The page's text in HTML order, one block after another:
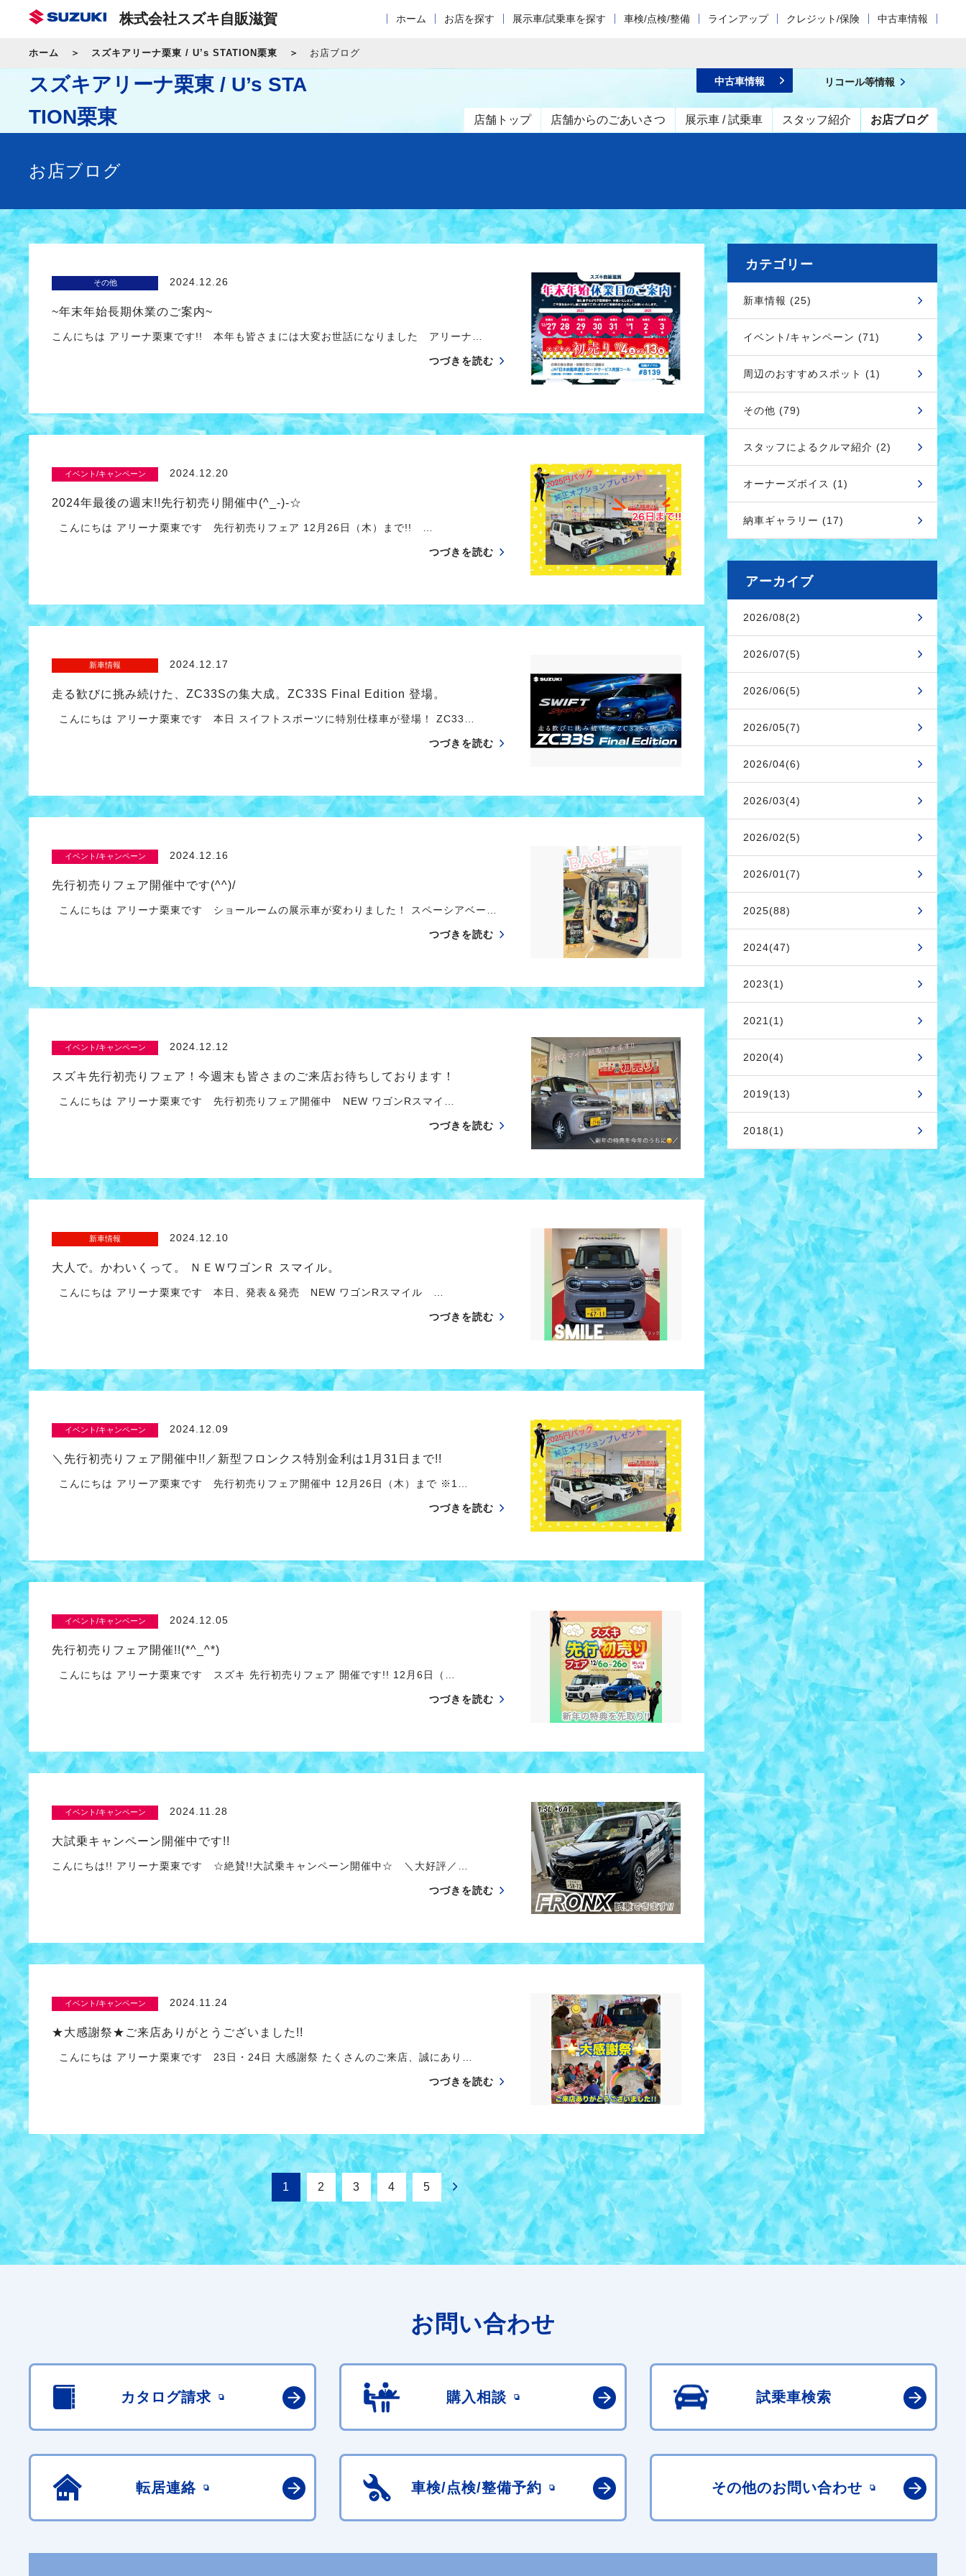
株式会社スズキ自販滋賀 ホーム お店を探す 展示車/試乗車を探す 車検/点検/整備 ラインアップ クレジット/保険 中古車情報
ホーム スズキアリーナ栗東 / U’s STATION栗東 お店ブログ
スズキアリーナ栗東 / U’s STA
TION栗東
店舗トップ 店舗からのごあいさつ 展示車 / 試乗車 スタッフ紹介 お店ブログ
中古車情報 リコール等情報
お店ブログ
その他 2024.12.26
~年末年始長期休業のご案内~
こんにちは アリーナ栗東です!! 本年も皆さまには大変お世話になりました アリーナ…
つづきを読む
イベント/キャンペーン 2024.12.20
2024年最後の週末!!先行初売り開催中(^_-)-☆
こんにちは アリーナ栗東です 先行初売りフェア 12月26日（木）まで!! …
つづきを読む
新車情報 2024.12.17
走る歓びに挑み続けた、ZC33Sの集大成。ZC33S Final Edition 登場。
こんにちは アリーナ栗東です 本日 スイフトスポーツに特別仕様車が登場！ ZC33…
つづきを読む
イベント/キャンペーン 2024.12.16
先行初売りフェア開催中です(^^)/
こんにちは アリーナ栗東です ショールームの展示車が変わりました！ スペーシアベー…
つづきを読む
イベント/キャンペーン 2024.12.12
スズキ先行初売りフェア！今週末も皆さまのご来店お待ちしております！
こんにちは アリーナ栗東です 先行初売りフェア開催中 NEW ワゴンRスマイ…
つづきを読む
新車情報 2024.12.10
大人で。かわいくって。 ＮＥＷワゴンＲ スマイル。
こんにちは アリーナ栗東です 本日、発表＆発売 NEW ワゴンRスマイル …
つづきを読む
イベント/キャンペーン 2024.12.09
＼先行初売りフェア開催中!!／新型フロンクス特別金利は1月31日まで!!
こんにちは アリーア栗東です 先行初売りフェア開催中 12月26日（木）まで ※1…
つづきを読む
イベント/キャンペーン 2024.12.05
先行初売りフェア開催!!(*^_^*)
こんにちは アリーナ栗東です スズキ 先行初売りフェア 開催です!! 12月6日（…
つづきを読む
イベント/キャンペーン 2024.11.28
大試乗キャンペーン開催中です!!
こんにちは!! アリーナ栗東です ☆絶賛!!大試乗キャンペーン開催中☆ ＼大好評／…
つづきを読む
イベント/キャンペーン 2024.11.24
★大感謝祭★ご来店ありがとうございました!!
こんにちは アリーナ栗東です 23日・24日 大感謝祭 たくさんのご来店、誠にあり…
つづきを読む
1 2 3 4 5
カテゴリー
新車情報 (25)
イベント/キャンペーン (71)
周辺のおすすめスポット (1)
その他 (79)
スタッフによるクルマ紹介 (2)
オーナーズボイス (1)
納車ギャラリー (17)
アーカイブ
2026/08(2)
2026/07(5)
2026/06(5)
2026/05(7)
2026/04(6)
2026/03(4)
2026/02(5)
2026/01(7)
2025(88)
2024(47)
2023(1)
2021(1)
2020(4)
2019(13)
2018(1)
お問い合わせ
カタログ請求 購入相談 試乗車検索
転居連絡 車検/点検/整備予約 その他のお問い合わせ